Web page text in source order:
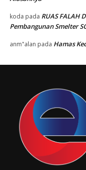
koda pada RUAS FALAH
Pembangunan Smelter
anm"alan pada Hamas